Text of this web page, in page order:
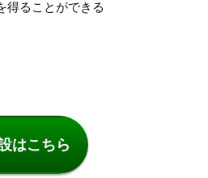
得ることができる
はこちら